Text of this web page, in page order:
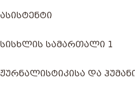
ᲐᲡᲘᲡᲢᲔᲜᲢᲘ
ᲡᲘᲡᲮᲚᲘᲡ ᲡᲐᲛᲐᲠᲗᲐᲚᲘ 1
ᲟᲣᲠᲜᲐᲚᲘᲡᲢᲘᲙᲘᲡᲐ ᲓᲐ